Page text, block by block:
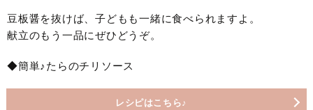
豆板醤を抜けば、子どもも一緒に食べられますよ。
献立のもう一品にぜひどうぞ。
◆簡単♪たらのチリソース
レシピはこちら♪